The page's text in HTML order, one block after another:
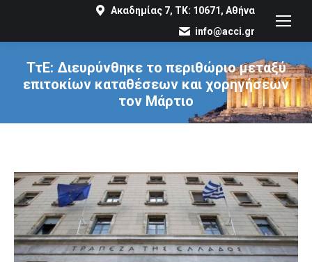
Ακαδημίας 7, ΤΚ: 10671, Αθήνα
info@acci.gr
ΤτΕ: Διευρύνθηκε το περιθώριο μεταξύ
επιτοκίων καταθέσεων και χορηγήσεων
τον Μάρτιο
You are here: